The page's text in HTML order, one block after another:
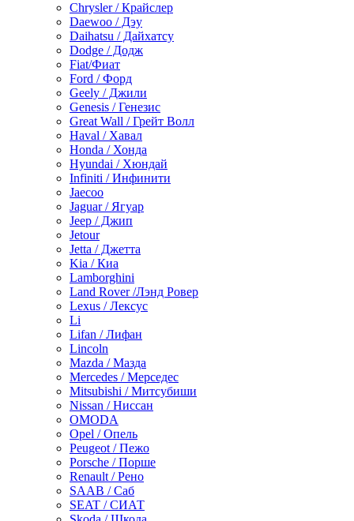
Chrysler / Крайслер
Daewoo / Дэу
Daihatsu / Дайхатсу
Dodge / Додж
Fiat/Фиат
Ford / Форд
Geely / Джили
Genesis / Генезис
Great Wall / Грейт Волл
Haval / Хавал
Honda / Хонда
Hyundai / Хюндай
Infiniti / Инфинити
Jaecoo
Jaguar / Ягуар
Jeep / Джип
Jetour
Jetta / Джетта
Kia / Киа
Lamborghini
Land Rover /Лэнд Ровер
Lexus / Лексус
Li
Lifan / Лифан
Lincoln
Mazda / Мазда
Mercedes / Мерседес
Mitsubishi / Митсубиши
Nissan / Ниссан
OMODA
Opel / Опель
Peugeot / Пежо
Porsche / Порше
Renault / Рено
SAAB / Саб
SEAT / СИАТ